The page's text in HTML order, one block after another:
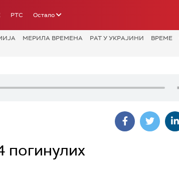
РТС Остало
МЕРИЛА ВРЕМЕНА РАТ У УКРАЈИНИ ВРЕМЕ
погинулих